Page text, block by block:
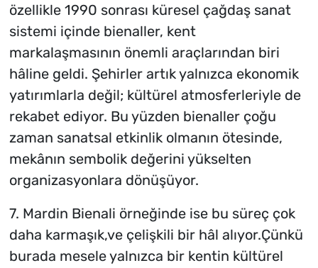
özellikle 1990 sonrası küresel çağdaş sanat
sistemi içinde bienaller, kent
markalaşmasının önemli araçlarından biri
hâline geldi. Şehirler artık yalnızca ekonomik
yatırımlarla değil; kültürel atmosferleriyle de
rekabet ediyor. Bu yüzden bienaller çoğu
zaman sanatsal etkinlik olmanın ötesinde,
mekânın sembolik değerini yükselten
organizasyonlara dönüşüyor.
7. Mardin Bienali örneğinde ise bu süreç çok
daha karmaşık,ve çelişkili bir hâl alıyor.Çünkü
burada mesele yalnızca bir kentin kültürel